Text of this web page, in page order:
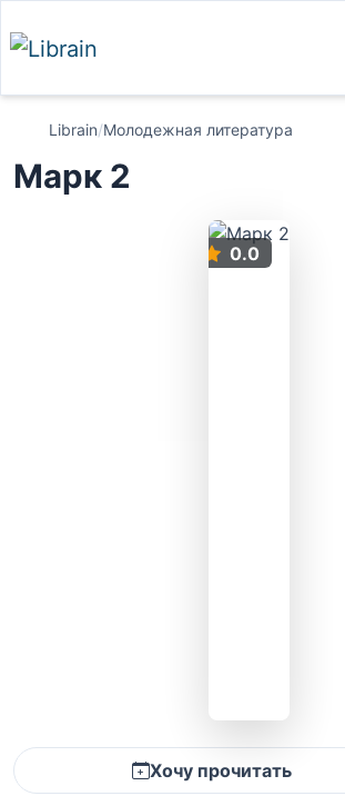
Librain/Молодежная литература
Марк 2
0.0
Хочу прочитать